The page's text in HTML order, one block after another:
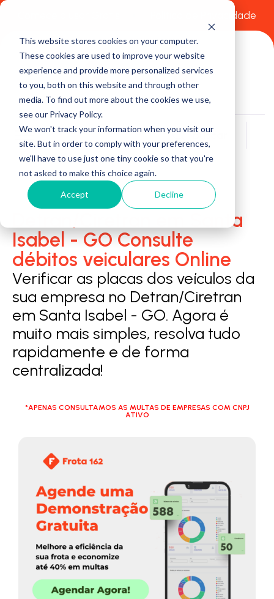
This website stores cookies on your computer.
These cookies are used to improve your website
experience and provide more personalized services
to you, both on this website and through other
media. To find out more about the cookies we use,
see our Privacy Policy.
We won't track your information when you visit our
site. But in order to comply with your preferences,
we'll have to use just one tiny cookie so that you're
not asked to make this choice again.
Accept Decline
Política de Privacidade
Buscar
Detran/Ciretran em Santa
Isabel - GO Consulte
débitos veiculares Online
Verificar as placas dos veículos da
sua empresa no Detran/Ciretran
em Santa Isabel - GO. Agora é
muito mais simples, resolva tudo
rapidamente e de forma
centralizada!
*APENAS CONSULTAMOS AS MULTAS DE EMPRESAS COM CNPJ
ATIVO